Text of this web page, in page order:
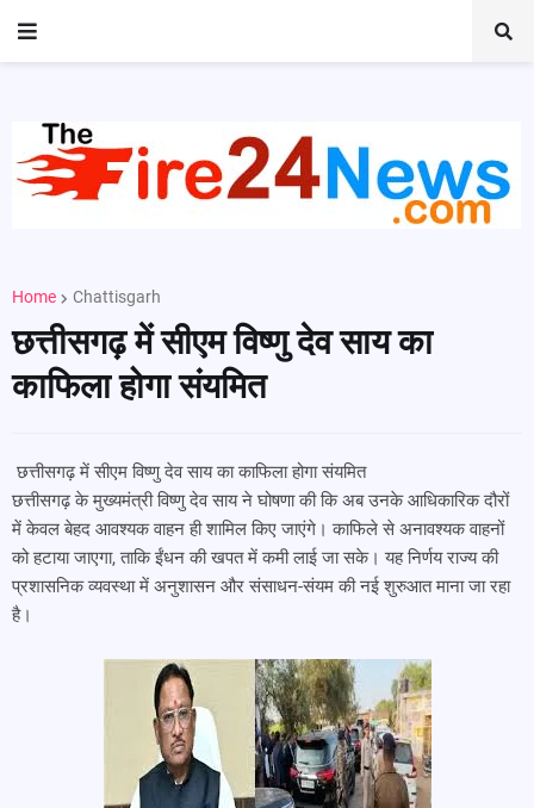
Home Chattisgarh
छत्तीसगढ़ में सीएम विष्णु देव साय का
काफिला होगा संयमित
छत्तीसगढ़ में सीएम विष्णु देव साय का काफिला होगा संयमित
छत्तीसगढ़ के मुख्यमंत्री विष्णु देव साय ने घोषणा की कि अब उनके आधिकारिक दौरों
में केवल बेहद आवश्यक वाहन ही शामिल किए जाएंगे। काफिले से अनावश्यक वाहनों
को हटाया जाएगा, ताकि ईंधन की खपत में कमी लाई जा सके। यह निर्णय राज्य की
प्रशासनिक व्यवस्था में अनुशासन और संसाधन-संयम की नई शुरुआत माना जा रहा
है।